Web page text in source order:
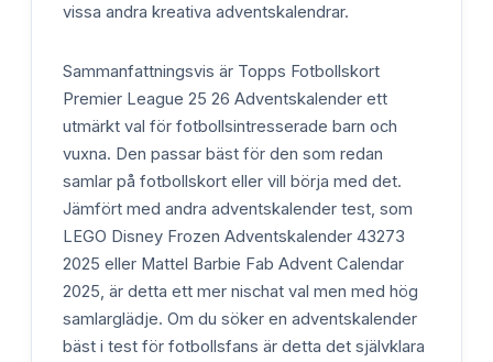
vissa andra kreativa adventskalendrar.
Sammanfattningsvis är Topps Fotbollskort
Premier League 25 26 Adventskalender ett
utmärkt val för fotbollsintresserade barn och
vuxna. Den passar bäst för den som redan
samlar på fotbollskort eller vill börja med det.
Jämfört med andra adventskalender test, som
LEGO Disney Frozen Adventskalender 43273
2025 eller Mattel Barbie Fab Advent Calendar
2025, är detta ett mer nischat val men med hög
samlarglädje. Om du söker en adventskalender
bäst i test för fotbollsfans är detta det självklara